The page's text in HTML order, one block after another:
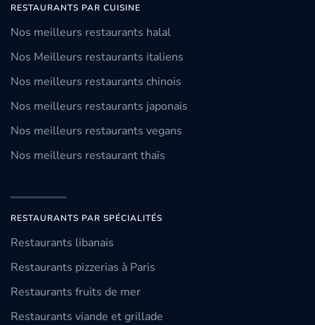
RESTAURANTS PAR CUISINE
Nos meilleurs restaurants halal
Nos Meilleurs restaurants italiens
Nos meilleurs restaurants chinois
Nos meilleurs restaurants japonais
Nos meilleurs restaurants vegans
Nos meilleurs restaurant thaïs
RESTAURANTS PAR SPÉCIALITÉS
Restaurants libanais
Restaurants pizzerias à Paris
Restaurants fruits de mer
Restaurants viande et grillade